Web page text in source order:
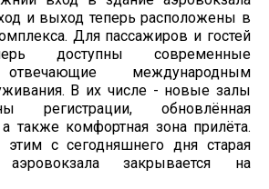
и выход теперь расположены в
Для пассажиров и гостей
доступны современные
отвечающие международным
В их числе - новые залы
регистрации, обновлённая
а также комфортная зона прилёта.
с сегодняшнего дня старая
закрывается на